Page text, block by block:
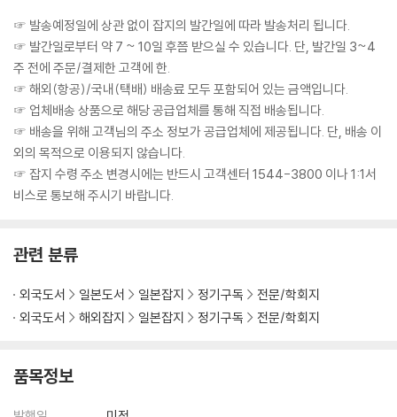
☞ 발송예정일에 상관 없이 잡지의 발간일에 따라 발송처리 됩니다.
☞ 발간일로부터 약 7 ~ 10일 후쯤 받으실 수 있습니다. 단, 발간일 3~4
주 전에 주문/결제한 고객에 한.
☞ 해외(항공)/국내(택배) 배송료 모두 포함되어 있는 금액입니다.
☞ 업체배송 상품으로 해당 공급업체를 통해 직접 배송됩니다.
☞ 배송을 위해 고객님의 주소 정보가 공급업체에 제공됩니다. 단, 배송 이
외의 목적으로 이용되지 않습니다.
☞ 잡지 수령 주소 변경시에는 반드시 고객센터 1544-3800 이나 1:1서
비스로 통보해 주시기 바랍니다.
관련 분류
외국도서 일본도서 일본잡지 정기구독
전문/학회지
외국도서
해외잡지 일본잡지 정기구독 전문/학회지
품목정보